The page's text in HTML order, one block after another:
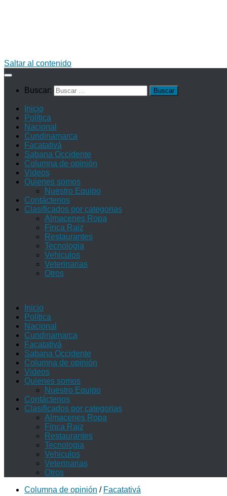
Saltar al contenido
Buscar:
Inicio
Política
Nacional
Cundinamarca
Facatativá
Sabana Occidente
Columna de opinión
Videos
Quienes somos
Nuestro Equipo
Contáctenos
Clasificados por categorias
Almacenes Ropa
Finca Raiz
Restaurantes
Tecnologia
Vehiculos
Veterinarias
Otros
Inicio
Política
Nacional
Cundinamarca
Facatativá
Sabana Occidente
Columna de opinión
Videos
Quienes somos
Nuestro Equipo
Contáctenos
Clasificados por categorias
Almacenes Ropa
Finca Raiz
Restaurantes
Tecnologia
Vehiculos
Veterinarias
Otros
Columna de opinión / Facatativá